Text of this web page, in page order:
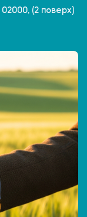
(2 поверх)